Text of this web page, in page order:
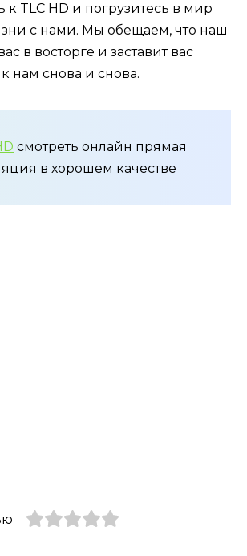
к TLC HD и погрузитесь в мир
с нами. Мы обещаем, что наш
в восторге и заставит вас
нам снова и снова.
смотреть онлайн прямая
в хорошем качестве